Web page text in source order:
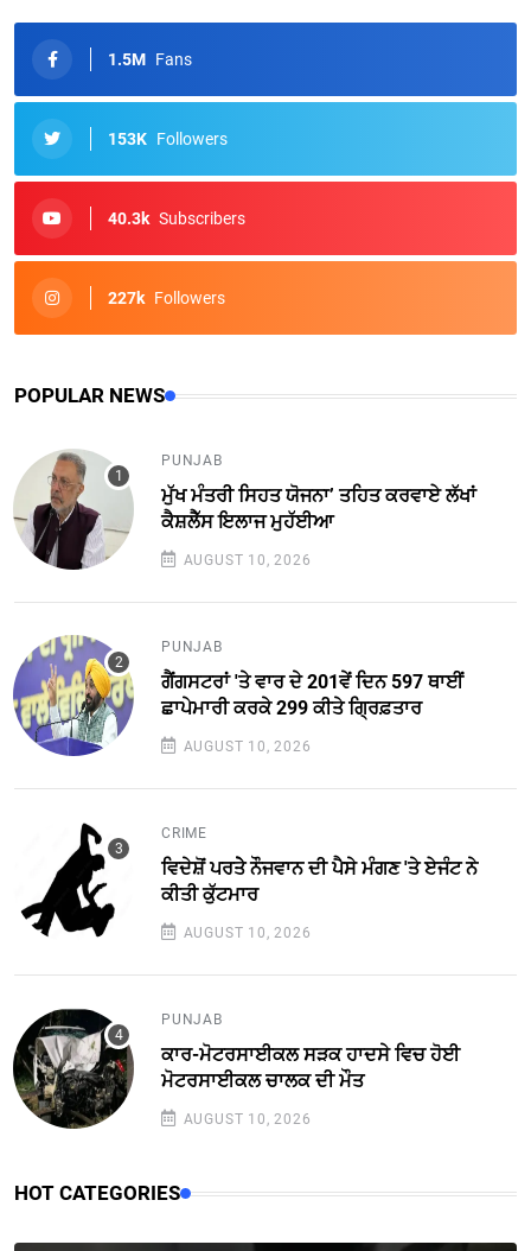
1.5M Fans
153K Followers
40.3k Subscribers
227k Followers
POPULAR NEWS
PUNJAB
ਮੁੱਖ ਮੰਤਰੀ ਸਿਹਤ ਯੋਜਨਾ’ ਤਹਿਤ ਕਰਵਾਏ ਲੱਖਾਂ
ਕੈਸ਼ਲੈੱਸ ਇਲਾਜ ਮੁਹੱਈਆ
AUGUST 10, 2026
PUNJAB
ਗੈਂਗਸਟਰਾਂ 'ਤੇ ਵਾਰ ਦੇ 201ਵੇਂ ਦਿਨ 597 ਥਾਈਂ
ਛਾਪੇਮਾਰੀ ਕਰਕੇ 299 ਕੀਤੇ ਗ੍ਰਿਫ਼ਤਾਰ
AUGUST 10, 2026
CRIME
ਵਿਦੇਸ਼ੋਂ ਪਰਤੇੇ ਨੌਜਵਾਨ ਦੀ ਪੈਸੇ ਮੰਗਣ 'ਤੇ ਏਜੰਟ ਨੇ
ਕੀਤੀ ਕੁੱਟਮਾਰ
AUGUST 10, 2026
PUNJAB
ਕਾਰ-ਮੋਟਰਸਾਈਕਲ ਸੜਕ ਹਾਦਸੇ ਵਿਚ ਹੋਈ
ਮੋਟਰਸਾਈਕਲ ਚਾਲਕ ਦੀ ਮੌਤ
AUGUST 10, 2026
HOT CATEGORIES